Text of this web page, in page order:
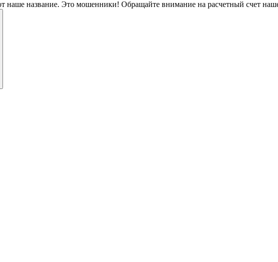
название. Это мошенники! Обращайте внимание на расчетный счет